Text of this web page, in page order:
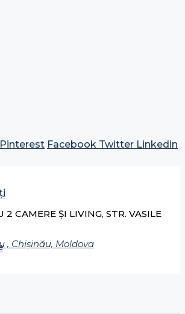
Pinterest Facebook Twitter Linkedin
2 CAMERE ȘI LIVING, STR. VASILE
, Chișinău, Moldova